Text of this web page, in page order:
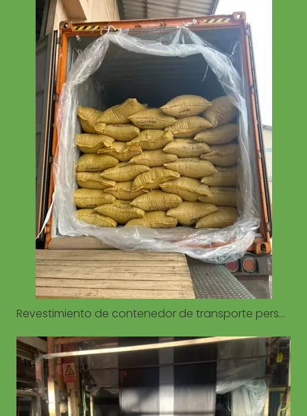
Revestimiento de contenedor de transporte personalizado para 20GP 40GP 40HQ